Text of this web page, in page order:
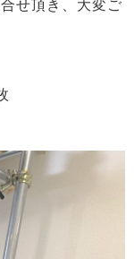
せ頂き、大変ご